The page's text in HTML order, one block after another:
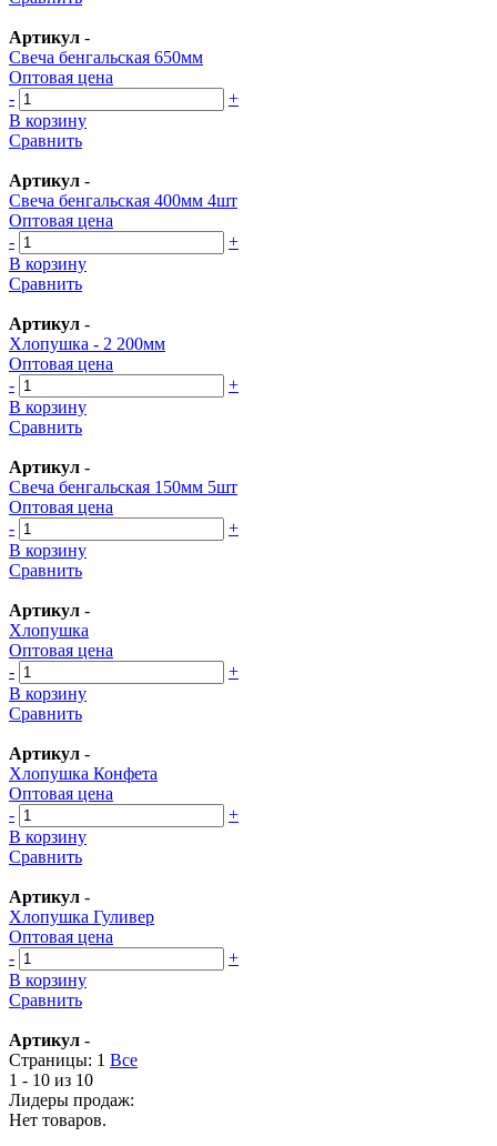
Артикул -
Свеча бенгальская 650мм
Оптовая цена
-
+
В корзину
Сравнить
Артикул -
Свеча бенгальская 400мм 4шт
Оптовая цена
-
+
В корзину
Сравнить
Артикул -
Хлопушка - 2 200мм
Оптовая цена
-
+
В корзину
Сравнить
Артикул -
Свеча бенгальская 150мм 5шт
Оптовая цена
-
+
В корзину
Сравнить
Артикул -
Хлопушка
Оптовая цена
-
+
В корзину
Сравнить
Артикул -
Хлопушка Конфета
Оптовая цена
-
+
В корзину
Сравнить
Артикул -
Хлопушка Гуливер
Оптовая цена
-
+
В корзину
Сравнить
Артикул -
Страницы: 1 Все
1 - 10 из 10
Лидеры продаж:
Нет товаров.